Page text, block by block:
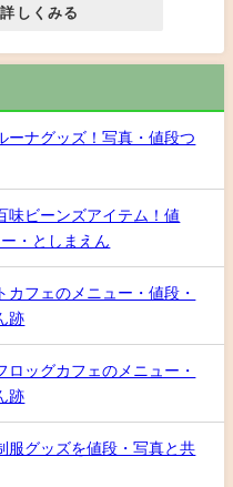
しくみる
ーナグッズ！写真・値段つ
味ビーンズアイテム！値
・としまえん
カフェのメニュー・値段・
跡
ッグカフェのメニュー・
跡
服グッズを値段・写真と共